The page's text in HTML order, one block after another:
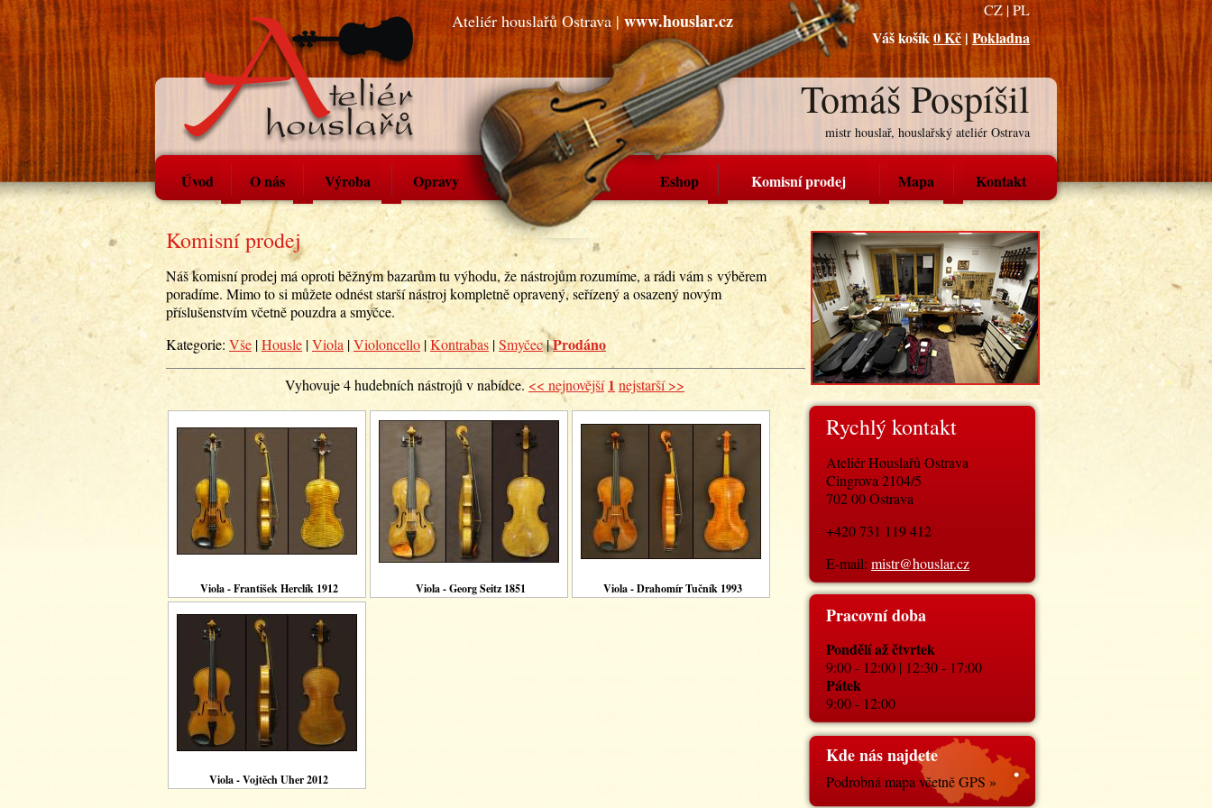
Ateliér houslařů Ostrava |www.houslar.cz CZ|PL
Váš košík0 Kč |Pokladna
Tomáš Pospíšil
mistr houslař, houslařský ateliér Ostrava
Úvod O nás Výroba Opravy Eshop Komisní prodej Mapa Kontakt
Komisní prodej
Náš komisní prodej má oproti běžným bazarům tu výhodu, že nástrojům rozumíme, a rádi vám s výběrem
poradíme. Mimo to si můžete odnést starší nástroj kompletně opravený, seřízený a osazený novým
příslušenstvím včetně pouzdra a smyčce.
Kategorie: Vše |Housle |Viola |Violoncello |Kontrabas |Smyčec|Prodáno
Vyhovuje 4 hudebních nástrojů v nabídce. << nejnovější 1 nejstarší >>
Viola - František Herclík 1912 Viola - Georg Seitz 1851 Viola - Drahomír Tučník 1993
Viola - Vojtěch Uher 2012
Rychlý kontakt
Ateliér Houslařů Ostrava
Cingrova 2104/5
702 00 Ostrava
+420 731 119 412
E-mail: mistr@houslar.cz
Pracovní doba
Pondělí až čtvrtek
9:00 - 12:00 | 12:30 - 17:00
Pátek
9:00 - 12:00
Kde nás najdete
Podrobná mapa včetně GPS »